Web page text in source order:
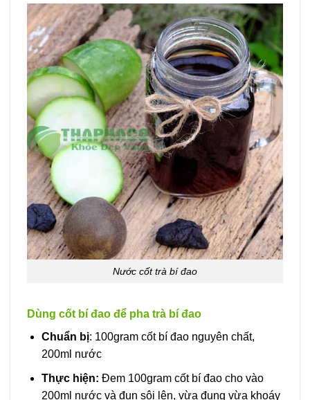
Nước cốt trà bí đao
Dùng cốt bí đao để pha trà bí đao
Chuẩn bị: 100gram cốt bí đao nguyên chất,
200ml nước
Thực hiện: Đem 100gram cốt bí đao cho vào
200ml nước và đun sôi lên, vừa đung vừa khoáy